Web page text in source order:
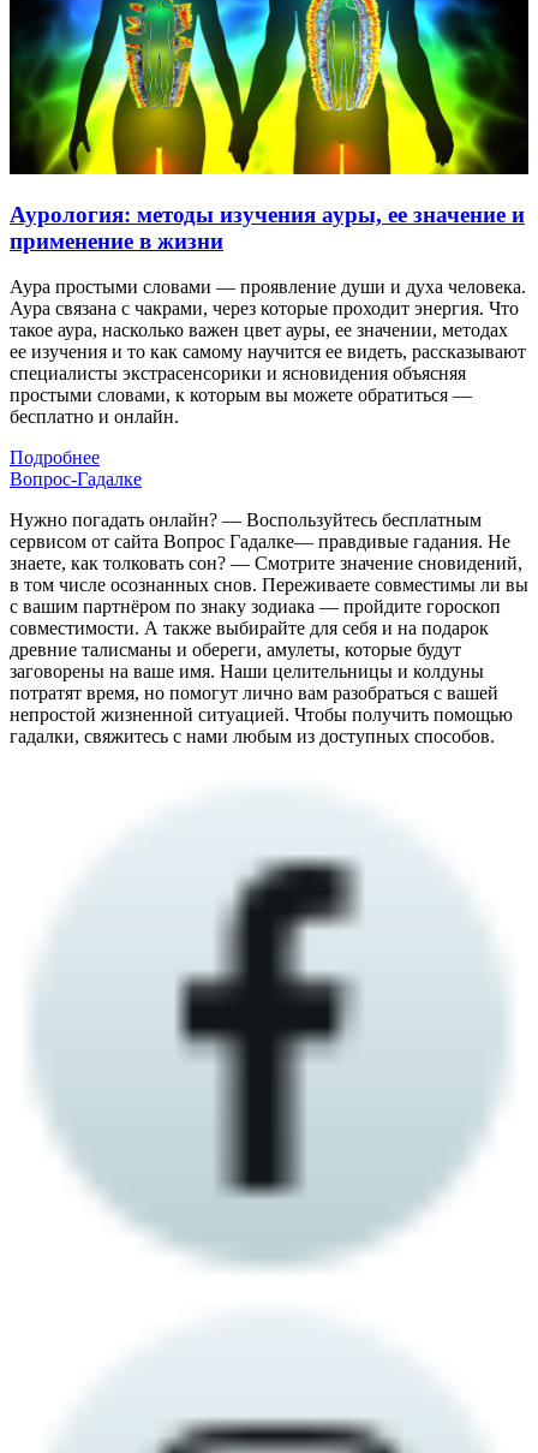
Аурология: методы изучения ауры, ее значение и
применение в жизни
Аура простыми словами — проявление души и духа человека.
Аура связана с чакрами, через которые проходит энергия. Что
такое аура, насколько важен цвет ауры, ее значении, методах
ее изучения и то как самому научится ее видеть, рассказывают
специалисты экстрасенсорики и ясновидения объясняя
простыми словами, к которым вы можете обратиться —
бесплатно и онлайн.
Подробнее
Вопрос-Гадалке
Нужно погадать онлайн? — Воспользуйтесь бесплатным
сервисом от сайта Вопрос Гадалке— правдивые гадания. Не
знаете, как толковать сон? — Смотрите значение сновидений,
в том числе осознанных снов. Переживаете совместимы ли вы
с вашим партнёром по знаку зодиака — пройдите гороскоп
совместимости. А также выбирайте для себя и на подарок
древние талисманы и обереги, амулеты, которые будут
заговорены на ваше имя. Наши целительницы и колдуны
потратят время, но помогут лично вам разобраться с вашей
непростой жизненной ситуацией. Чтобы получить помощью
гадалки, свяжитесь с нами любым из доступных способов.